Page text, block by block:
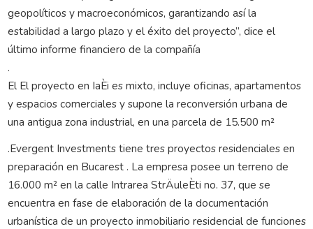
geopolíticos y macroeconómicos, garantizando así la
estabilidad a largo plazo y el éxito del proyecto”, dice el
último informe financiero de la compañía
.
El El proyecto en IaÈi es mixto, incluye oficinas, apartamentos
y espacios comerciales y supone la reconversión urbana de
una antigua zona industrial, en una parcela de 15.500 m²
.Evergent Investments tiene tres proyectos residenciales en
preparación en Bucarest . La empresa posee un terreno de
16.000 m² en la calle Intrarea StrÄuleÈti no. 37, que se
encuentra en fase de elaboración de la documentación
urbanística de un proyecto inmobiliario residencial de funciones